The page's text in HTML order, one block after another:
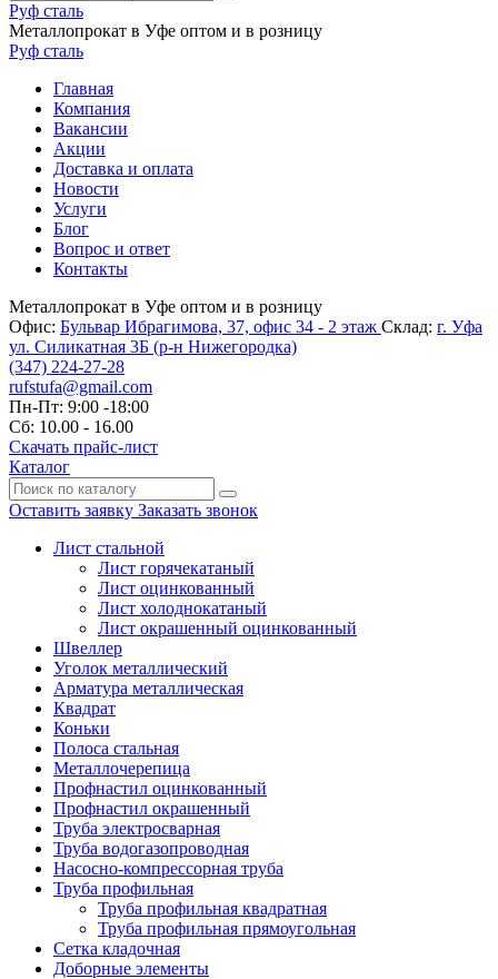
Руф сталь
Металлопрокат в Уфе оптом и в розницу
Руф сталь
Главная
Компания
Вакансии
Акции
Доставка и оплата
Новости
Услуги
Блог
Вопрос и ответ
Контакты
Металлопрокат в Уфе оптом и в розницу
Офис: Бульвар Ибрагимова, 37, офис 34 - 2 этаж Склад: г. Уфа
ул. Силикатная 3Б (р-н Нижегородка)
(347) 224-27-28
rufstufa@gmail.com
Пн-Пт: 9:00 -18:00
Сб: 10.00 - 16.00
Скачать прайс-лист
Каталог
Оставить заявку Заказать звонок
Лист стальной
Лист горячекатаный
Лист оцинкованный
Лист холоднокатаный
Лист окрашенный оцинкованный
Швеллер
Уголок металлический
Арматура металлическая
Квадрат
Коньки
Полоса стальная
Металлочерепица
Профнастил оцинкованный
Профнастил окрашенный
Труба электросварная
Труба водогазопроводная
Насосно-компрессорная труба
Труба профильная
Труба профильная квадратная
Труба профильная прямоугольная
Сетка кладочная
Доборные элементы